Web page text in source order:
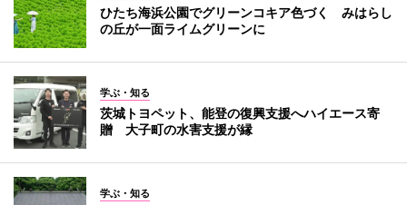
ひたち海浜公園でグリーンコキア色づく みはらし
の丘が一面ライムグリーンに
学ぶ・知る
茨城トヨペット、能登の復興支援へハイエース寄
贈 大子町の水害支援が縁
学ぶ・知る